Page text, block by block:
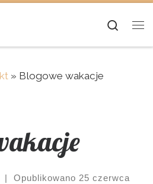
» Blogowe wakacje
| Opublikowano 25 czerwca